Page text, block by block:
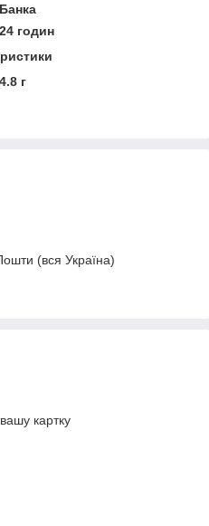
Банка
24 годин
4.8 г
(вся Україна)
картку